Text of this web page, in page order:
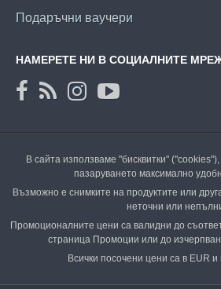
Подаръчни ваучери
НАМЕРЕТЕ НИ В СОЦИАЛНИТЕ
В сайта използваме "бисквитки"
пазаруването максимално
Възможно е снимките на продуктите или
неточни или
Промоционалните цени са валидни до
страница Промоции или до
Всички посочени цени са в EUR и